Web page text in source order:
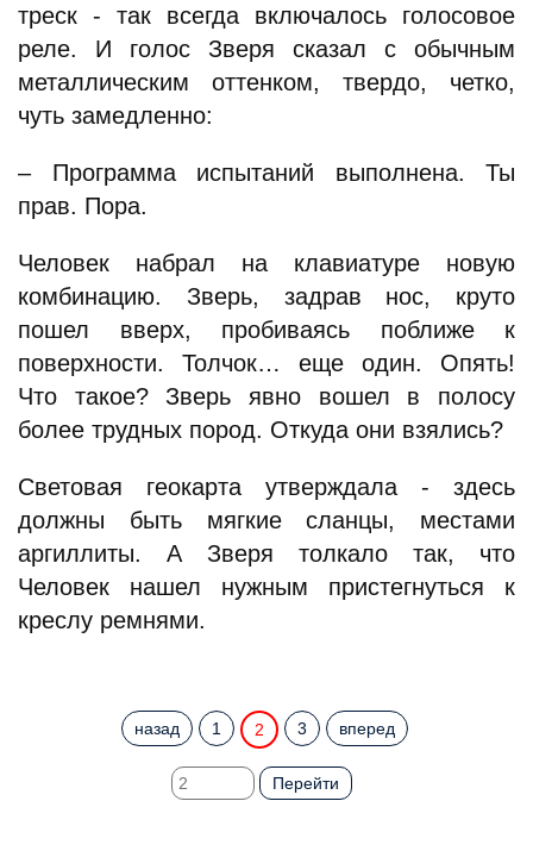
треск - так всегда включалось голосовое
реле. И голос Зверя сказал с обычным
металлическим оттенком, твердо, четко,
чуть замедленно:
– Программа испытаний выполнена. Ты
прав. Пора.
Человек набрал на клавиатуре новую
комбинацию. Зверь, задрав нос, круто
пошел вверх, пробиваясь поближе к
поверхности. Толчок… еще один. Опять!
Что такое? Зверь явно вошел в полосу
более трудных пород. Откуда они взялись?
Световая геокарта утверждала - здесь
должны быть мягкие сланцы, местами
аргиллиты. А Зверя толкало так, что
Человек нашел нужным пристегнуться к
креслу ремнями.
назад 1 2 3 вперед
Перейти